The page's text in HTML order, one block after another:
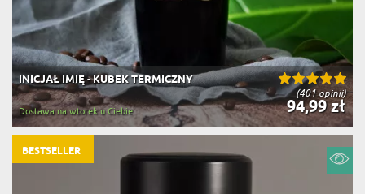
(401 opinii)
INICJAŁ IMIĘ - KUBEK TERMICZNY
94,99 zł
Dostawa na wtorek u Ciebie
BESTSELLER